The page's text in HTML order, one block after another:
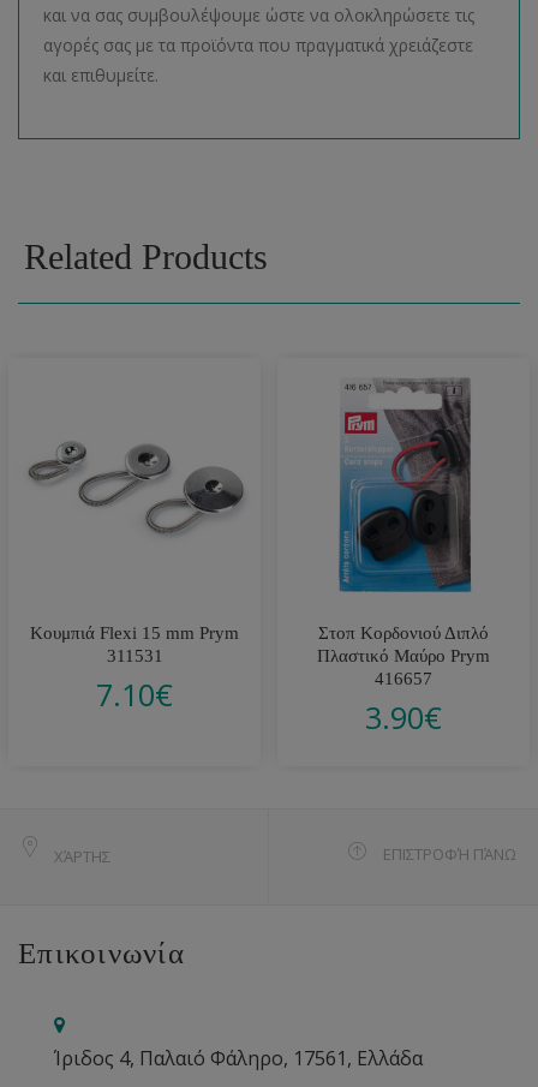
και να σας συμβουλέψουμε ώστε να ολοκληρώσετε τις
αγορές σας με τα προϊόντα που πραγματικά χρειάζεστε
και επιθυμείτε.
Related Products
Κουμπιά Flexi 15 mm Prym
311531
7.10€
Στοπ Κορδονιού Διπλό
Πλαστικό Μαύρο Prym
416657
3.90€
ΧΆΡΤΗΣ ΕΠΙΣΤΡΟΦΉ ΠΆΝΩ
Επικοινωνία
Ίριδος 4, Παλαιό Φάληρο, 17561, Ελλάδα